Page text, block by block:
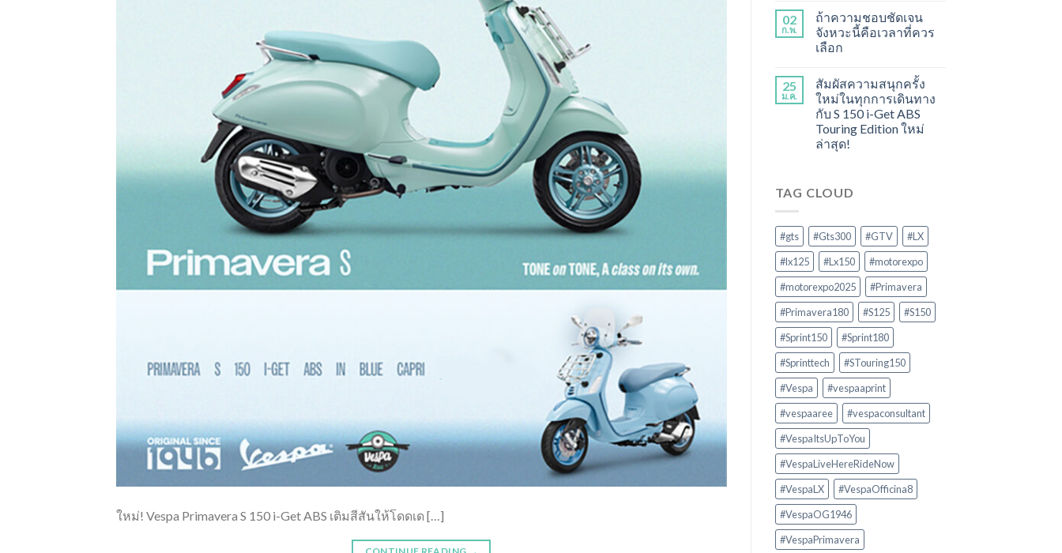
ใหม่! Vespa Primavera S 150 i-Get ABS เติมสีสันให้โดดเด […]
02
ก.พ.
ถ้าความชอบชัดเจน
จังหวะนี้คือเวลาที่ควร
เลือก
25
ม.ค.
สัมผัสความสนุกครั้ง
ใหม่ในทุกการเดินทาง
กับ S 150 i-Get ABS
Touring Edition ใหม่
ล่าสุด!
TAG CLOUD
#gts #Gts300 #GTV
#LX
#lx125
#Lx150
#motorexpo
#motorexpo2025
#Primavera
#Primavera180
#S125
#S150
#Sprint150
#Sprint180
#Sprinttech
#STouring150
#Vespa
#vespaaprint
#vespaaree
#vespaconsultant
#VespaItsUpToYou
#VespaLiveHereRideNow
#VespaLX
#VespaOfficina8
#VespaOG1946
#VespaPrimavera